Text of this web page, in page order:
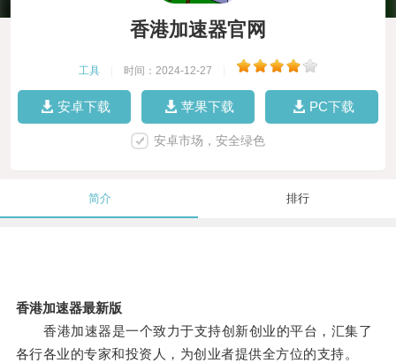
香港加速器官网
工具 时间：2024-12-27
安卓下载 苹果下载 PC下载
安卓市场，安全绿色
简介 排行
香港加速器最新版
香港加速器是一个致力于支持创新创业的平台，汇集了
各行各业的专家和投资人，为创业者提供全方位的支持。